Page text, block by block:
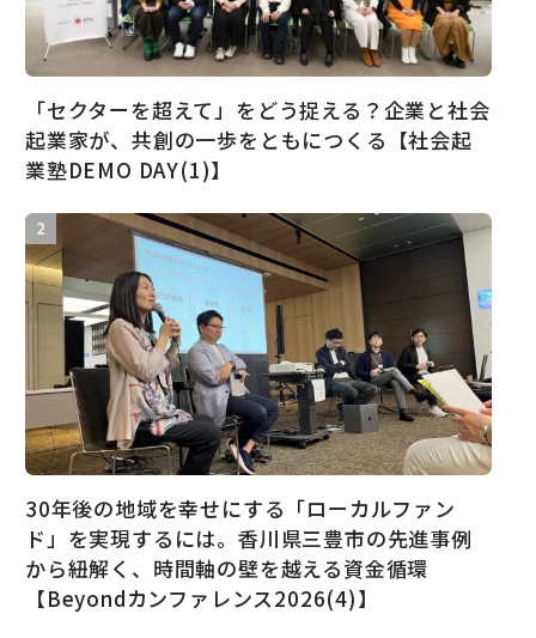
「セクターを超えて」をどう捉える？企業と社会
起業家が、共創の一歩をともにつくる【社会起
業塾DEMO DAY(1)】
30年後の地域を幸せにする「ローカルファン
ド」を実現するには。香川県三豊市の先進事例
から紐解く、時間軸の壁を越える資金循環
【Beyondカンファレンス2026(4)】